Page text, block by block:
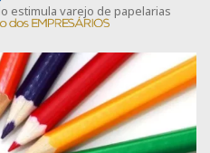
estimula varejo de papelarias